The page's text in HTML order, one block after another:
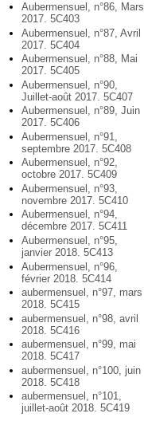
Aubermensuel, n°86, Mars
2017. 5C403
Aubermensuel, n°87, Avril
2017. 5C404
Aubermensuel, n°88, Mai
2017. 5C405
Aubermensuel, n°90,
Juillet-août 2017. 5C407
Aubermensuel, n°89, Juin
2017. 5C406
Aubermensuel, n°91,
septembre 2017. 5C408
Aubermensuel, n°92,
octobre 2017. 5C409
Aubermensuel, n°93,
novembre 2017. 5C410
Aubermensuel, n°94,
décembre 2017. 5C411
Aubermensuel, n°95,
janvier 2018. 5C413
Aubermensuel, n°96,
février 2018. 5C414
aubermensuel, n°97, mars
2018. 5C415
aubermensuel, n°98, avril
2018. 5C416
aubermensuel, n°99, mai
2018. 5C417
aubermensuel, n°100, juin
2018. 5C418
aubermensuel, n°101,
juillet-août 2018. 5C419